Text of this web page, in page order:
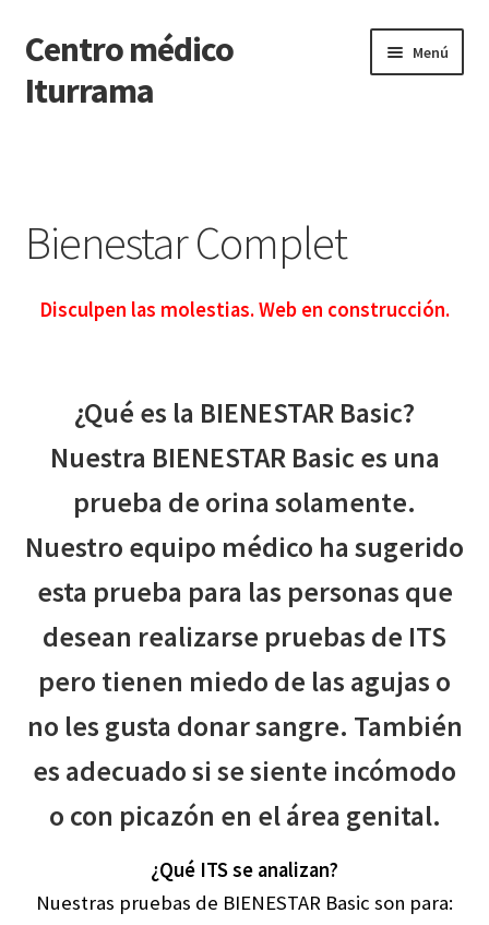
Ir
a
la
Ir
al
contenido
Centro médico
Iturrama
Menú
Renovación Carnet Conducir
Psicología
Cuidado capilar
Test genéticos
Pruebas ITS
Bienestar Complet
Disculpen las molestias. Web en construcción.
¿Qué es la BIENESTAR Basic?
Nuestra BIENESTAR Basic es una
prueba de orina solamente.
Nuestro equipo médico ha sugerido
esta prueba para las personas que
desean realizarse pruebas de ITS
pero tienen miedo de las agujas o
no les gusta donar sangre. También
es adecuado si se siente incómodo
o con picazón en el área genital.
¿Qué ITS se analizan?
Nuestras pruebas de BIENESTAR Basic son para: